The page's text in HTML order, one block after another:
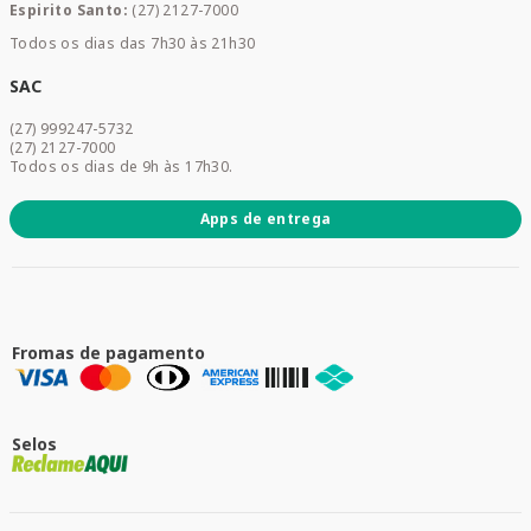
Dermocosméticos
Promoções
Espirito Santo: (27) 2127-7000
Todos os dias das 7h30 às 21h30
SAC
(27) 999247-5732
(27) 2127-7000
Todos os dias de 9h às 17h30.
Apps de entrega
Fromas de pagamento
Selos